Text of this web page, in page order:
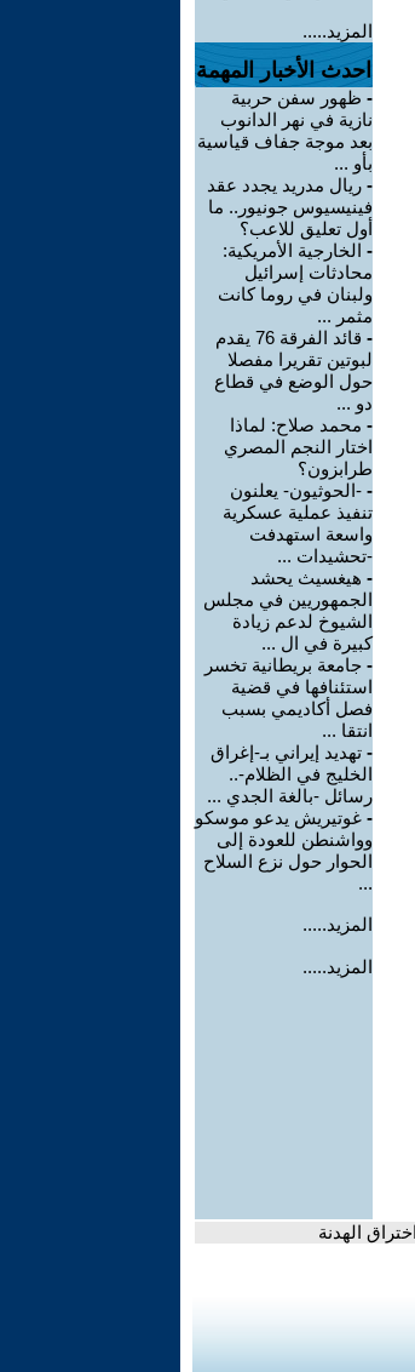
المزيد.....
احدث الأخبار المهمة
- ظهور سفن حربية
نازية في نهر الدانوب
بعد موجة جفاف قياسية
بأو ...
- ريال مدريد يجدد عقد
فينيسيوس جونيور.. ما
أول تعليق للاعب؟
- الخارجية الأمريكية:
محادثات إسرائيل
ولبنان في روما كانت
مثمر ...
-
قائد الفرقة 76 يقدم
لبوتين تقريرا مفصلا
حول الوضع في قطاع
دو ...
- محمد صلاح: لماذا
اختار النجم المصري
طرابزون؟
- -الحوثيون- يعلنون
تنفيذ عملية عسكرية
واسعة استهدفت
-تحشيدات ...
- هيغسيث يحشد
الجمهوريين في مجلس
الشيوخ لدعم زيادة
كبيرة في ال ...
- جامعة بريطانية تخسر
استئنافها في قضية
فصل أكاديمي بسبب
انتقا ...
- تهديد إيراني بـ-إغراق
الخليج في الظلام-..
رسائل -بالغة الجدي ...
- غوتيريش يدعو موسكو
وواشنطن للعودة إلى
الحوار حول نزع السلاح
...
المزيد.....
المزيد.....
الهدنة